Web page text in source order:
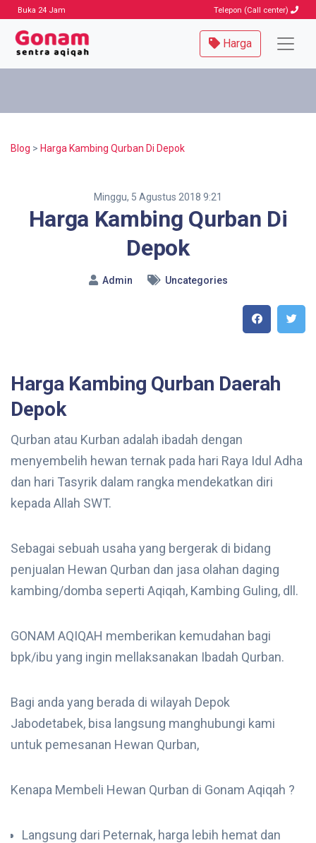
Buka 24 Jam Telepon (Call center)
Harga
Blog > Harga Kambing Qurban Di Depok
Minggu, 5 Agustus 2018 9:21
Harga Kambing Qurban Di
Depok
Admin Uncategories
Harga Kambing Qurban Daerah
Depok
Qurban atau Kurban adalah ibadah dengan
menyembelih hewan ternak pada hari Raya Idul Adha
dan hari Tasyrik dalam rangka mendekatkan diri
kepada Allah SWT.
Sebagai sebuah usaha yang bergerak di bidang
penjualan Hewan Qurban dan jasa olahan daging
kambing/domba seperti Aqiqah, Kambing Guling, dll.
GONAM AQIQAH memberikan kemudahan bagi
bpk/ibu yang ingin mellaksanakan Ibadah Qurban.
Bagi anda yang berada di wilayah Depok
Jabodetabek, bisa langsung manghubungi kami
untuk pemesanan Hewan Qurban,
Kenapa Membeli Hewan Qurban di Gonam Aqiqah ?
Langsung dari Peternak, harga lebih hemat dan